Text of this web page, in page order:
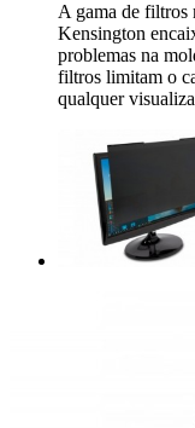
A gama de filtros
Kensington
problemas na
filtros limitam o
qualquer